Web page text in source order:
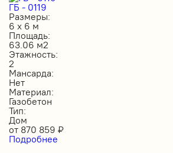
ГБ - 0119
Размеры:
6 х 6 м
Площадь:
63.06 м2
Этажность:
2
Мансарда:
Нет
Материал:
Газобетон
Тип:
Дом
от 870 859 ₽
Подробнее